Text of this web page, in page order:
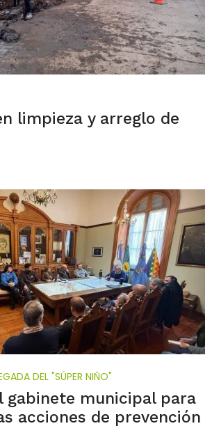
limpieza y arreglo de
DEL "SÚPER NIÑO"
gabinete municipal para
acciones de prevención